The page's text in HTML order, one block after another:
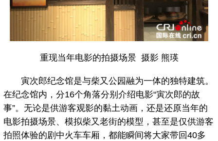
重现当年电影的拍摄场景 摄影 熊瑛
寅次郎纪念馆是与柴又公园融为一体的独特建筑。
在纪念馆内，分16个角落分别介绍电影“寅次郎的故
事”。无论是供游客观影的黏土动画，还是还原当年的
电影拍摄场景、模拟柴又老街的模型，甚至是仅供游客
拍照体验的剧中火车车厢，都能瞬间将大家带回40多